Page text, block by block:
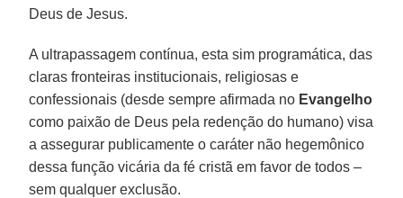
Deus de Jesus.
A ultrapassagem contínua, esta sim programática, das
claras fronteiras institucionais, religiosas e
confessionais (desde sempre afirmada no Evangelho
como paixão de Deus pela redenção do humano) visa
a assegurar publicamente o caráter não hegemônico
dessa função vicária da fé cristã em favor de todos –
sem qualquer exclusão.